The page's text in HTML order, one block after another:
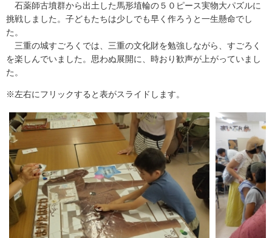
石薬師古墳群から出土した馬形埴輪の５０ピース実物大パズルに
挑戦しました。子どもたちは少しでも早く作ろうと一生懸命でし
た。
三重の城すごろくでは、三重の文化財を勉強しながら、すごろく
を楽しんでいました。思わぬ展開に、時おり歓声が上がっていまし
た。
※左右にフリックすると表がスライドします。